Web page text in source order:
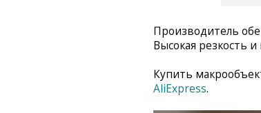
Производитель
Высокая резкость
Купить
AliExpress.